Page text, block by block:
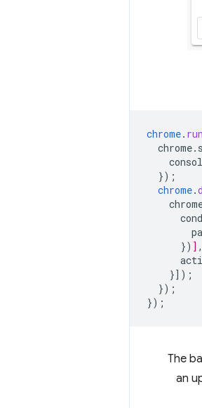
chrome.
});
chrome.
}) ] ,
}]);
});
});
The
an